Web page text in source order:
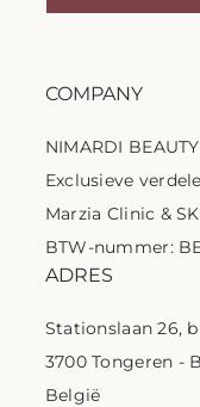
COMPANY
NIMARDI
Exclusieve
Marzia Clinic &
BTW-nummer:
ADRES
Stationslaan 26,
3700 Tongeren -
België